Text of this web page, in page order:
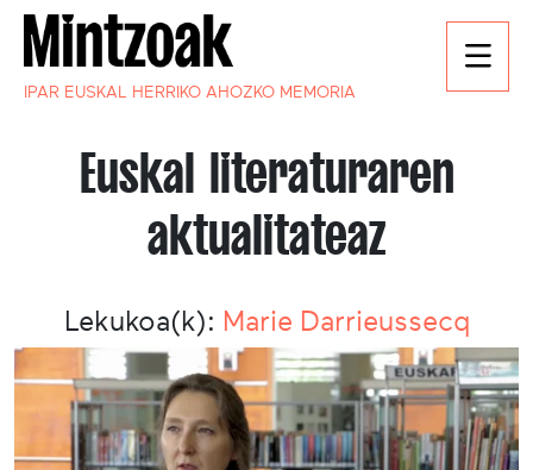
IPAR EUSKAL HERRIKO AHOZKO MEMORIA
Euskal literaturaren
aktualitateaz
Lekukoa(k): Marie Darrieussecq